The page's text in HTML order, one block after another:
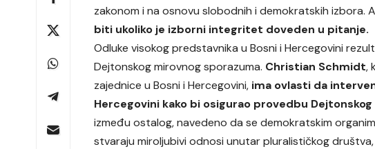
zakonom i na osnovu slobodnih i demokratskih izbora.
biti ukoliko je izborni integritet doveden u pitanje.
Odluke visokog predstavnika u Bosni i Hercegovini
Dejtonskog mirovnog sporazuma. Christian Schmidt,
zajednice u Bosni i Hercegovini, ima ovlasti da
Hercegovini kako bi osigurao provedbu
između ostalog, navedeno da se demokratskim
stvaraju miroljubivi odnosi unutar pluralističkog